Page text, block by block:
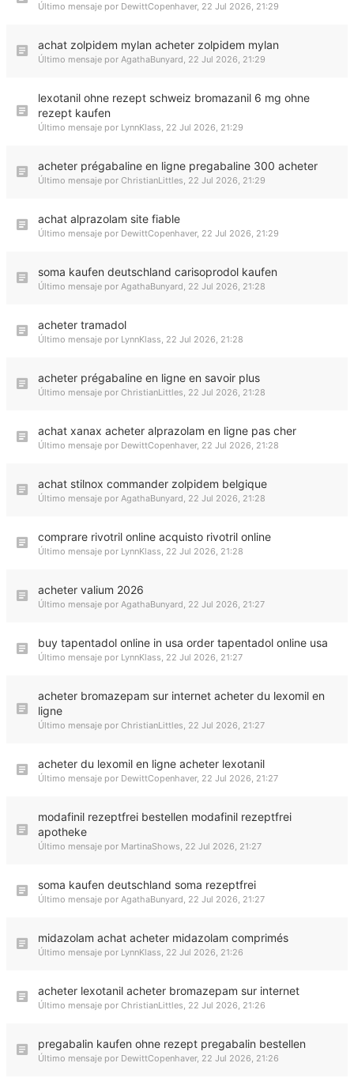
Último mensaje por DewittCopenhaver, 22 Jul 2026, 21:29
achat zolpidem mylan acheter zolpidem mylan
Último mensaje por AgathaBunyard, 22 Jul 2026, 21:29
lexotanil ohne rezept schweiz bromazanil 6 mg ohne
rezept kaufen
Último mensaje por LynnKlass, 22 Jul 2026, 21:29
acheter prégabaline en ligne pregabaline 300 acheter
Último mensaje por ChristianLittles, 22 Jul 2026, 21:29
achat alprazolam site fiable
Último mensaje por DewittCopenhaver, 22 Jul 2026, 21:29
soma kaufen deutschland carisoprodol kaufen
Último mensaje por AgathaBunyard, 22 Jul 2026, 21:28
acheter tramadol
Último mensaje por LynnKlass, 22 Jul 2026, 21:28
acheter prégabaline en ligne en savoir plus
Último mensaje por ChristianLittles, 22 Jul 2026, 21:28
achat xanax acheter alprazolam en ligne pas cher
Último mensaje por DewittCopenhaver, 22 Jul 2026, 21:28
achat stilnox commander zolpidem belgique
Último mensaje por AgathaBunyard, 22 Jul 2026, 21:28
comprare rivotril online acquisto rivotril online
Último mensaje por LynnKlass, 22 Jul 2026, 21:28
acheter valium 2026
Último mensaje por AgathaBunyard, 22 Jul 2026, 21:27
buy tapentadol online in usa order tapentadol online usa
Último mensaje por LynnKlass, 22 Jul 2026, 21:27
acheter bromazepam sur internet acheter du lexomil en
ligne
Último mensaje por ChristianLittles, 22 Jul 2026, 21:27
acheter du lexomil en ligne acheter lexotanil
Último mensaje por DewittCopenhaver, 22 Jul 2026, 21:27
modafinil rezeptfrei bestellen modafinil rezeptfrei
apotheke
Último mensaje por MartinaShows, 22 Jul 2026, 21:27
soma kaufen deutschland soma rezeptfrei
Último mensaje por AgathaBunyard, 22 Jul 2026, 21:27
midazolam achat acheter midazolam comprimés
Último mensaje por LynnKlass, 22 Jul 2026, 21:26
acheter lexotanil acheter bromazepam sur internet
Último mensaje por ChristianLittles, 22 Jul 2026, 21:26
pregabalin kaufen ohne rezept pregabalin bestellen
Último mensaje por DewittCopenhaver, 22 Jul 2026, 21:26